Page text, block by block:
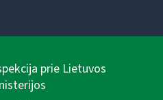
prie Lietuvos